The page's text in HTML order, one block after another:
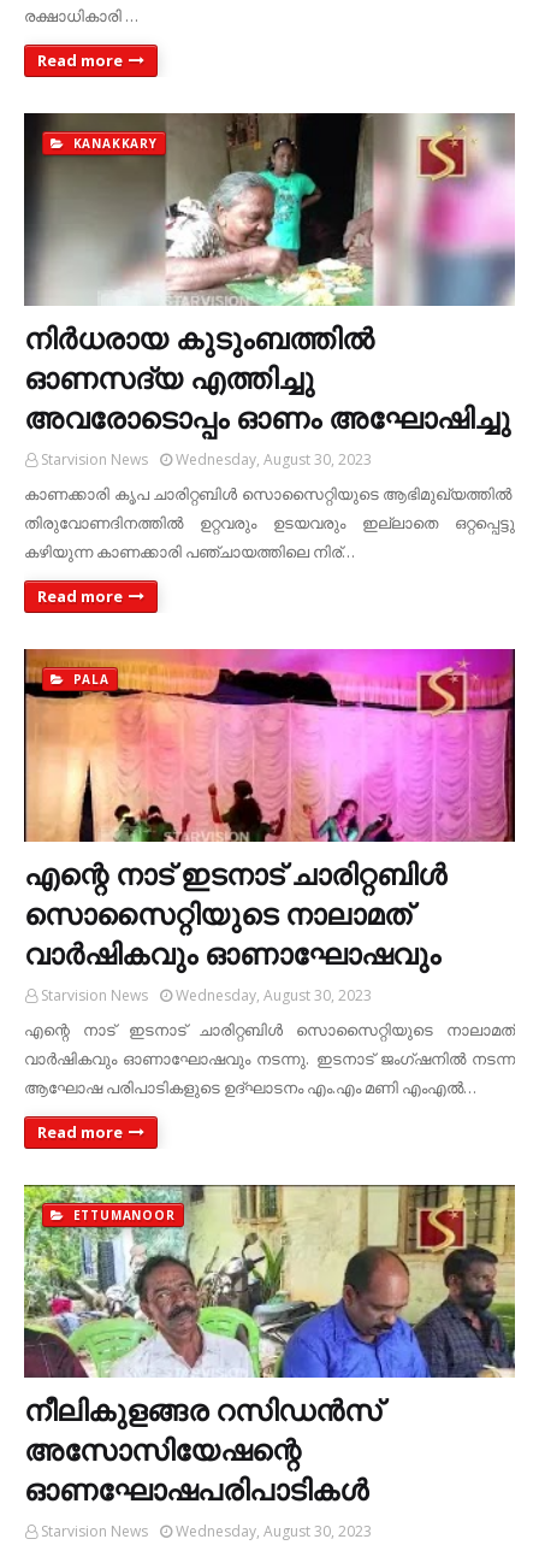
രക്ഷാധികാരി …
Read more
KANAKKARY
നിര്‍ധരായ കുടുംബത്തില്‍
ഓണസദ്യ എത്തിച്ചു
അവരോടൊപ്പം ഓണം അഘോഷിച്ചു
Starvision News Wednesday, August 30, 2023
കാണക്കാരി കൃപ ചാരിറ്റബിള്‍ സൊസൈറ്റിയുടെ ആഭിമുഖ്യത്തില്‍
തിരുവോണദിനത്തില്‍ ഉറ്റവരും ഉടയവരും ഇല്ലാതെ ഒറ്റപ്പെട്ടു
കഴിയുന്ന കാണക്കാരി പഞ്ചായത്തിലെ നിര്…
Read more
PALA
എന്റെ നാട് ഇടനാട് ചാരിറ്റബിള്‍
സൊസൈറ്റിയുടെ നാലാമത്
വാര്‍ഷികവും ഓണാഘോഷവും
Starvision News Wednesday, August 30, 2023
എന്റെ നാട് ഇടനാട് ചാരിറ്റബിള്‍ സൊസൈറ്റിയുടെ നാലാമത്
വാര്‍ഷികവും ഓണാഘോഷവും നടന്നു. ഇടനാട് ജംഗ്ഷനില്‍ നടന്ന
ആഘോഷ പരിപാടികളുടെ ഉദ്ഘാടനം എം.എം മണി എംഎല്‍…
Read more
ETTUMANOOR
നീലികുളങ്ങര റസിഡന്‍സ്
അസോസിയേഷന്റെ
ഓണഘോഷപരിപാടികള്‍
Starvision News Wednesday, August 30, 2023